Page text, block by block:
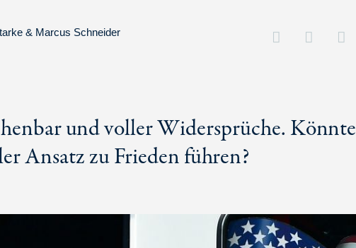
& Marcus Schneider
und voller Widersprüche. Könnte
Ansatz zu Frieden führen?